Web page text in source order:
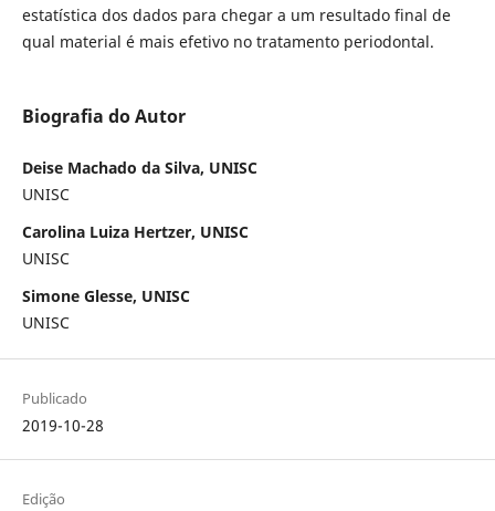
estatística dos dados para chegar a um resultado final de
qual material é mais efetivo no tratamento periodontal.
Biografia do Autor
Deise Machado da Silva, UNISC
UNISC
Carolina Luiza Hertzer, UNISC
UNISC
Simone Glesse, UNISC
UNISC
Publicado
2019-10-28
Edição